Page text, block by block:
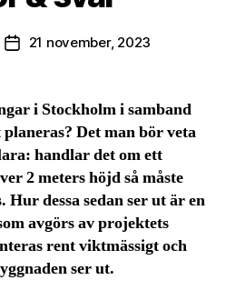
Inläggsdatum
21 november, 2023
i Stockholm i samband
Det man bör veta
handlar det om ett
2 meters höjd så måste
dessa sedan ser ut är en
avgörs av projektets
rent viktmässigt och
ser ut.